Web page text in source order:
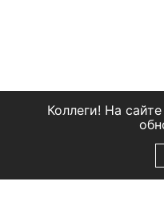
Коллеги! На